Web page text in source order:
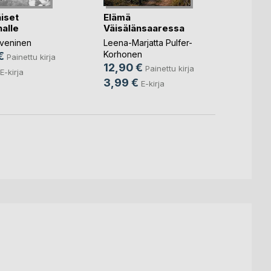
Painettu kirja
E-kirja
Elämä
Väisälänsaaressa
Leena-Marjatta Pulfer-
Korhonen
12,90 € Painettu kirja
3,99 € E-kirja